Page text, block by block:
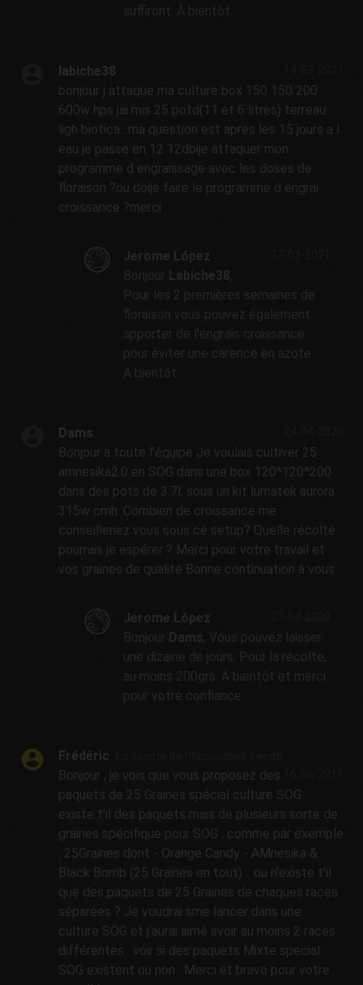
suffiront. À bientôt.
labiche38
bonjour j attaque ma culture box 150 150 200
600w hps jai mis 25 potd(11 et 6 litres) terreau
ligh biotica.. ma question est apres les 15 jours a l
eau je passe en 12 12doije attaquer mon
programme d engraissage avec les doses de
floraison ?ou doije faire le programme d engrai
croissance ?merci
Jerome López
Bonjour Labiche38,
Pour les 2 premières semaines de
floraison vous pouvez également
apporter de l'engrais croissance
pour éviter une carence en azote.
A bientôt
Dams
Bonjour a toute l'équipe Je voulais cultiver 25
amnesika2.0 en SOG dans une box 120*120*200
dans des pots de 3.7l, sous un kit lumatek aurora
315w cmh. Combien de croissance me
conseilleriez vous sous ce setup? Quelle récolte
pourrais je espérer ? Merci pour votre travail et
vos graines de qualité Bonne continuation à vous .
Jerome López
Bonjour Dams, Vous pouvez laisser
une dizaine de jours. Pour la récolte,
au moins 200grs. A bientôt et merci
pour votre confiance
Frédéric
Bonjour , je vois que vous proposez des
paquets de 25 Graines spécial culture SOG .
existe t'il des paquets mais de plusieurs sorte de
graines spécifique pour SOG . comme par exemple
: 25Graines dont - Orange Candy - AMnesika &
Black Bomb (25 Graines en tout) .. ou n'existe t'il
que des paquets de 25 Graines de chaques races
séparées ? Je voudrai sme lancer dans une
culture SOG et j'aurai aimé avoir au moins 2 races
différentes . voir si des paquets Mixte special
SOG existent ou non . Merci et bravo pour votre